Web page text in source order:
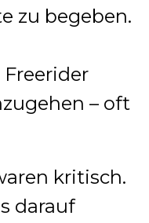
zu begeben.
– oft
kritisch.
darauf